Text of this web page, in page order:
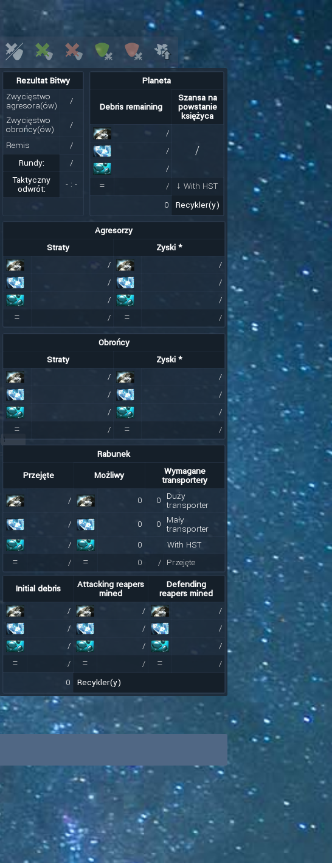
Rezultat Bitwy
Zwycięstwo
agresora(ów)
/
Zwycięstwo
obrońcy(ów)
/
Remis
/
Rundy:
/
Taktyczny
odwrót: -: -
Agresorzy
Straty
Zyski *
/
/
/
/
/
/
= / = /
Obrońcy
Straty
Zyski *
/
/
/
/
/
/
= / = /
Planeta
Debris remaining
Szansa na
powstanie
księżyca
/
/
/
/
= /
↓ With HST
0
Recykler(y)
Rabunek
Przejęte
Możliwy Wymagane
transportery
/
0 0 Duży
transporter
/
0 0 Mały
transporter
/
0 With HST
= / = 0 / Przejęte
Initial debris Attacking reapers
mined
Defending
reapers mined
/
/
/
/
/
/
/
/ /
= / = / =
/
0
Recykler(y)